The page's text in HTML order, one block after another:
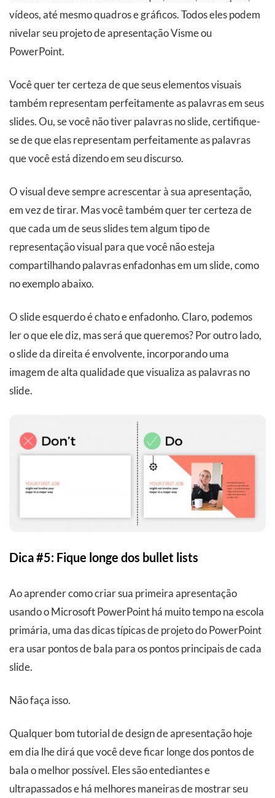
vídeos, até mesmo quadros e gráficos. Todos eles podem
nivelar seu projeto de apresentação Visme ou
PowerPoint.
Você quer ter certeza de que seus elementos visuais
também representam perfeitamente as palavras em seus
slides. Ou, se você não tiver palavras no slide, certifique-
se de que elas representam perfeitamente as palavras
que você está dizendo em seu discurso.
O visual deve sempre acrescentar à sua apresentação,
em vez de tirar. Mas você também quer ter certeza de
que cada um de seus slides tem algum tipo de
representação visual para que você não esteja
compartilhando palavras enfadonhas em um slide, como
no exemplo abaixo.
O slide esquerdo é chato e enfadonho. Claro, podemos
ler o que ele diz, mas será que queremos? Por outro lado,
o slide da direita é envolvente, incorporando uma
imagem de alta qualidade que visualiza as palavras no
slide.
Dica #5: Fique longe dos bullet lists
Ao aprender como criar sua primeira apresentação
usando o Microsoft PowerPoint há muito tempo na escola
primária, uma das dicas típicas de projeto do PowerPoint
era usar pontos de bala para os pontos principais de cada
slide.
Não faça isso.
Qualquer bom tutorial de design de apresentação hoje
em dia lhe dirá que você deve ficar longe dos pontos de
bala o melhor possível. Eles são entediantes e
ultrapassados e há melhores maneiras de mostrar seu